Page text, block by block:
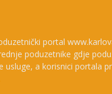
portal
poduzetnike gdje
usluge, a korisnici portala